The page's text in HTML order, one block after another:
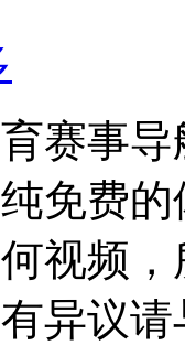
赛事
免费
视频
异议